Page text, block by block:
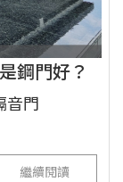
鋼門好？
音門
繼續閱讀